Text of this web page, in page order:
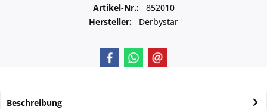
Artikel-Nr.:
852010
Hersteller:
Derbystar
Beschreibung